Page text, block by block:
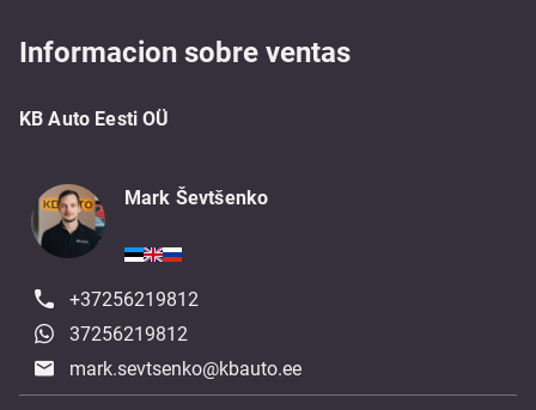
Informacion sobre ventas
KB Auto Eesti OÜ
Mark Ševtšenko
+37256219812
37256219812
mark.sevtsenko@kbauto.ee